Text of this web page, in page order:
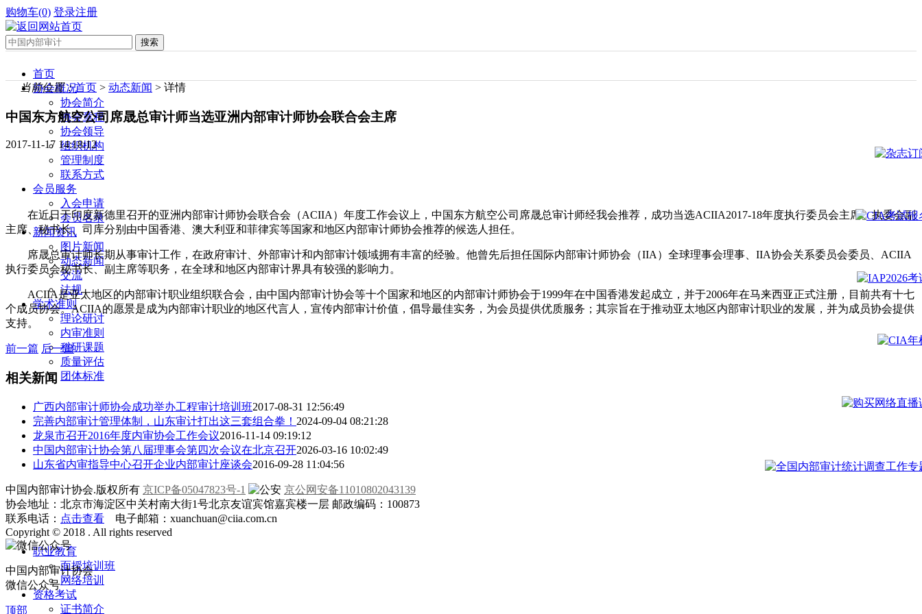
购物车(0) 登录注册
首页
协会概况
协会简介
协会章程
协会领导
组织机构
管理制度
联系方式
会员服务
入会申请
会员名录
新闻资讯
图片新闻
动态新闻
交流
法规
学术准则
理论研讨
内审准则
科研课题
质量评估
团体标准
职业教育
面授培训班
网络培训
资格考试
证书简介
当前位置：首页 > 动态新闻 > 详情
中国东方航空公司席晟总审计师当选亚洲内部审计师协会联合会主席
2017-11-17 14:18:12
在近日于印度新德里召开的亚洲内部审计师协会联合会（ACIIA）年度工作会议上，中国东方航空公司席晟总审计师经我会推荐，成功当选ACIIA2017-18年度执行委员会主席。执委会副
主席、秘书长、司库分别由中国香港、澳大利亚和菲律宾等国家和地区内部审计师协会推荐的候选人担任。
席晟总审计师长期从事审计工作，在政府审计、外部审计和内部审计领域拥有丰富的经验。他曾先后担任国际内部审计师协会（IIA）全球理事会理事、IIA协会关系委员会委员、ACIIA
执行委员会秘书长、副主席等职务，在全球和地区内部审计界具有较强的影响力。
ACIIA是亚太地区的内部审计职业组织联合会，由中国内部审计协会等十个国家和地区的内部审计师协会于1999年在中国香港发起成立，并于2006年在马来西亚正式注册，目前共有十七
个成员协会。ACIIA的愿景是成为内部审计职业的地区代言人，宣传内部审计价值，倡导最佳实务，为会员提供优质服务；其宗旨在于推动亚太地区内部审计职业的发展，并为成员协会提供
支持。
前一篇 后一篇
相关新闻
广西内部审计师协会成功举办工程审计培训班2017-08-31 12:56:49
完善内部审计管理体制，山东审计打出这三套组合拳！ 2024-09-04 08:21:28
龙泉市召开2016年度内审协会工作会议2016-11-14 09:19:12
中国内部审计协会第八届理事会第四次会议在北京召开2026-03-16 10:02:49
山东省内审指导中心召开企业内部审计座谈会2016-09-28 11:04:56
中国内部审计协会.版权所有 京ICP备05047823号-1
京公网安备11010802043139
协会地址：北京市海淀区中关村南大街1号北京友谊宾馆嘉宾楼一层 邮政编码：100873
联系电话： 点击查看 电子邮箱：xuanchuan@ciia.com.cn
Copyright © 2018 . All rights reserved
中国内部审计协会
微信公众号
顶部